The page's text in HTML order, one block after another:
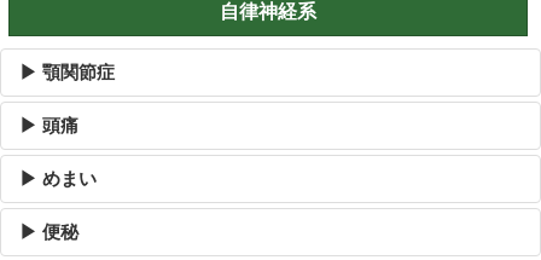
自律神経系
▶ 顎関節症
▶ 頭痛
▶ めまい
▶ 便秘